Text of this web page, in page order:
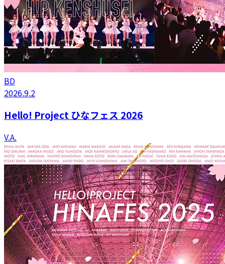
BD
2026.9.2
Hello! Project ひなフェス 2026
V.A.